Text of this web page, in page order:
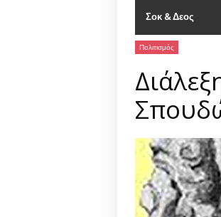
Σοκ & Δεος
Πολιτισμός